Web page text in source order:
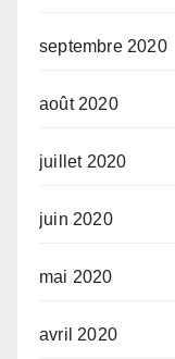
septembre 2020
août 2020
juillet 2020
juin 2020
mai 2020
avril 2020